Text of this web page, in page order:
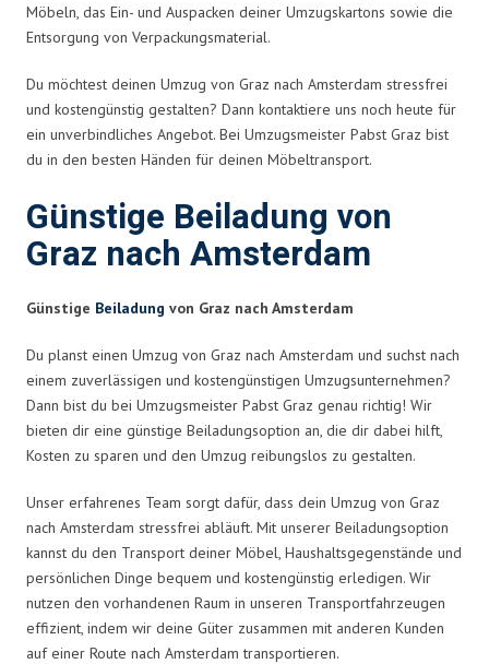
Möbeln, das Ein- und Auspacken deiner Umzugskartons sowie die
Entsorgung von Verpackungsmaterial.
Du möchtest deinen Umzug von Graz nach Amsterdam stressfrei
und kostengünstig gestalten? Dann kontaktiere uns noch heute für
ein unverbindliches Angebot. Bei Umzugsmeister Pabst Graz bist
du in den besten Händen für deinen Möbeltransport.
Günstige Beiladung von
Graz nach Amsterdam
Günstige Beiladung von Graz nach Amsterdam
Du planst einen Umzug von Graz nach Amsterdam und suchst nach
einem zuverlässigen und kostengünstigen Umzugsunternehmen?
Dann bist du bei Umzugsmeister Pabst Graz genau richtig! Wir
bieten dir eine günstige Beiladungsoption an, die dir dabei hilft,
Kosten zu sparen und den Umzug reibungslos zu gestalten.
Unser erfahrenes Team sorgt dafür, dass dein Umzug von Graz
nach Amsterdam stressfrei abläuft. Mit unserer Beiladungsoption
kannst du den Transport deiner Möbel, Haushaltsgegenstände und
persönlichen Dinge bequem und kostengünstig erledigen. Wir
nutzen den vorhandenen Raum in unseren Transportfahrzeugen
effizient, indem wir deine Güter zusammen mit anderen Kunden
auf einer Route nach Amsterdam transportieren.